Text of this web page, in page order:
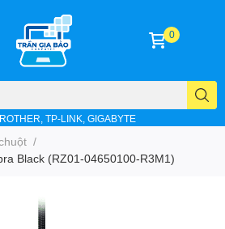
TP-LINK, GIGABYTE
0
/
Black (RZ01-04650100-R3M1)